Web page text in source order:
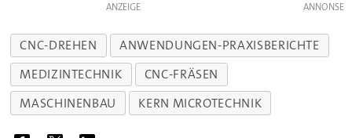
ANZEIGE
CNC-DREHEN
ANWENDUNGEN-PRAXISBERICHTE
MEDIZINTECHNIK
CNC-FRÄSEN
MASCHINENBAU
KERN MICROTECHNIK